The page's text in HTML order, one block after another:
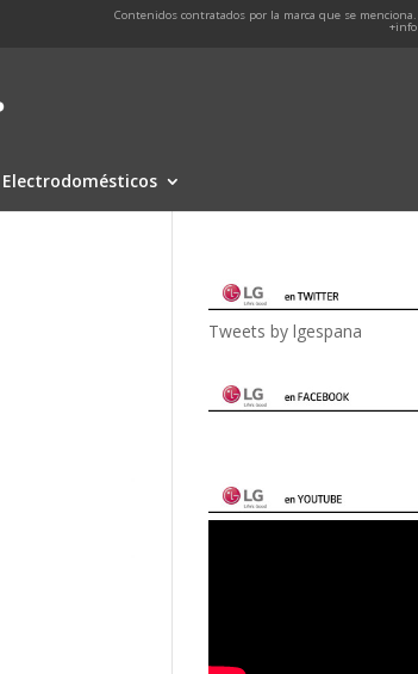
Contenidos contratados por la marca que se menciona.
+info
Electrodomésticos
Tweets by lgespana